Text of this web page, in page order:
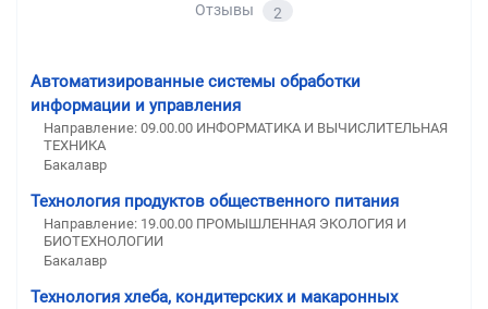
Отзывы 2
Автоматизированные системы обработки
информации и управления
Направление: 09.00.00 ИНФОРМАТИКА И ВЫЧИСЛИТЕЛЬНАЯ
ТЕХНИКА
Бакалавр
Технология продуктов общественного питания
Направление: 19.00.00 ПРОМЫШЛЕННАЯ ЭКОЛОГИЯ И
БИОТЕХНОЛОГИИ
Бакалавр
Технология хлеба, кондитерских и макаронных